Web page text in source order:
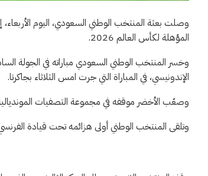
وصلت بعثة المنتخب الوطني السعودي، اليوم الأربعاء،
المؤهلة لكأس العالم 2026.
الإندونيسي، في المباراة التي جرت امس الثلاثاء بجاكرتا.
وصعّب الأخضر موقفه في مجموعة التصفيات
وتلقى المنتخب الوطني أولى هزائمه تحت قيادة الفرنسي